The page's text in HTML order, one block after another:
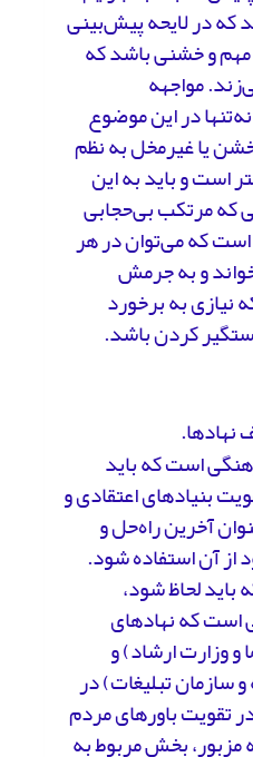
که در لایحه پیش‌بینی
و خشنی باشد که
مواجهه
در این موضوع
یا غیرمخل به نظم
است و باید به این
مرتکب بی‌حجابی
که می‌توان در هر
و به جرمش
به برخورد
کردن باشد.
است که باید
بنیادهای اعتقادی و
آخرین راه‌حل و
آن استفاده شود.
باید لحاظ شود،
است که نهادهای
وزارت ارشاد) و
سازمان تبلیغات) در
تقویت باورهای مردم
مزبور، بخش مربوط به